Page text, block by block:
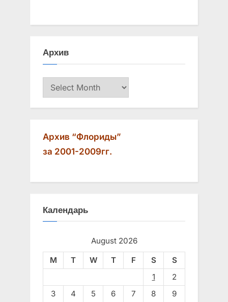
Архив
Архив
Архив “Флориды”
за 2001-2009гг.
Календарь
August 2026
M
T W T F S
S
1
2
3
4 5 6 7 8 9